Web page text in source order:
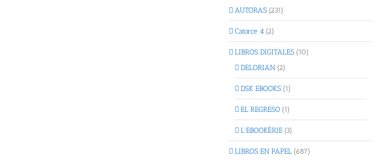
AUTORAS (231)
Catorce 4 (2)
LIBROS DIGITALES (10)
DELORIAN (2)
DSK EBOOKS (1)
EL REGRESO (1)
L'EBOOKÈRIE (3)
LIBROS EN PAPEL (687)